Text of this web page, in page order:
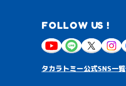
FOLLOW US !
タカラトミー公式SNS一覧